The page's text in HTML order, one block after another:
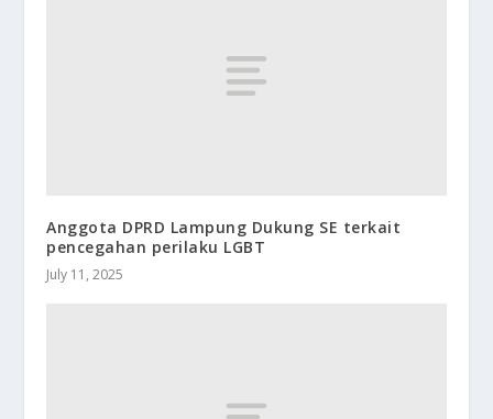
Anggota DPRD Lampung Dukung SE terkait
pencegahan perilaku LGBT
July 11, 2025